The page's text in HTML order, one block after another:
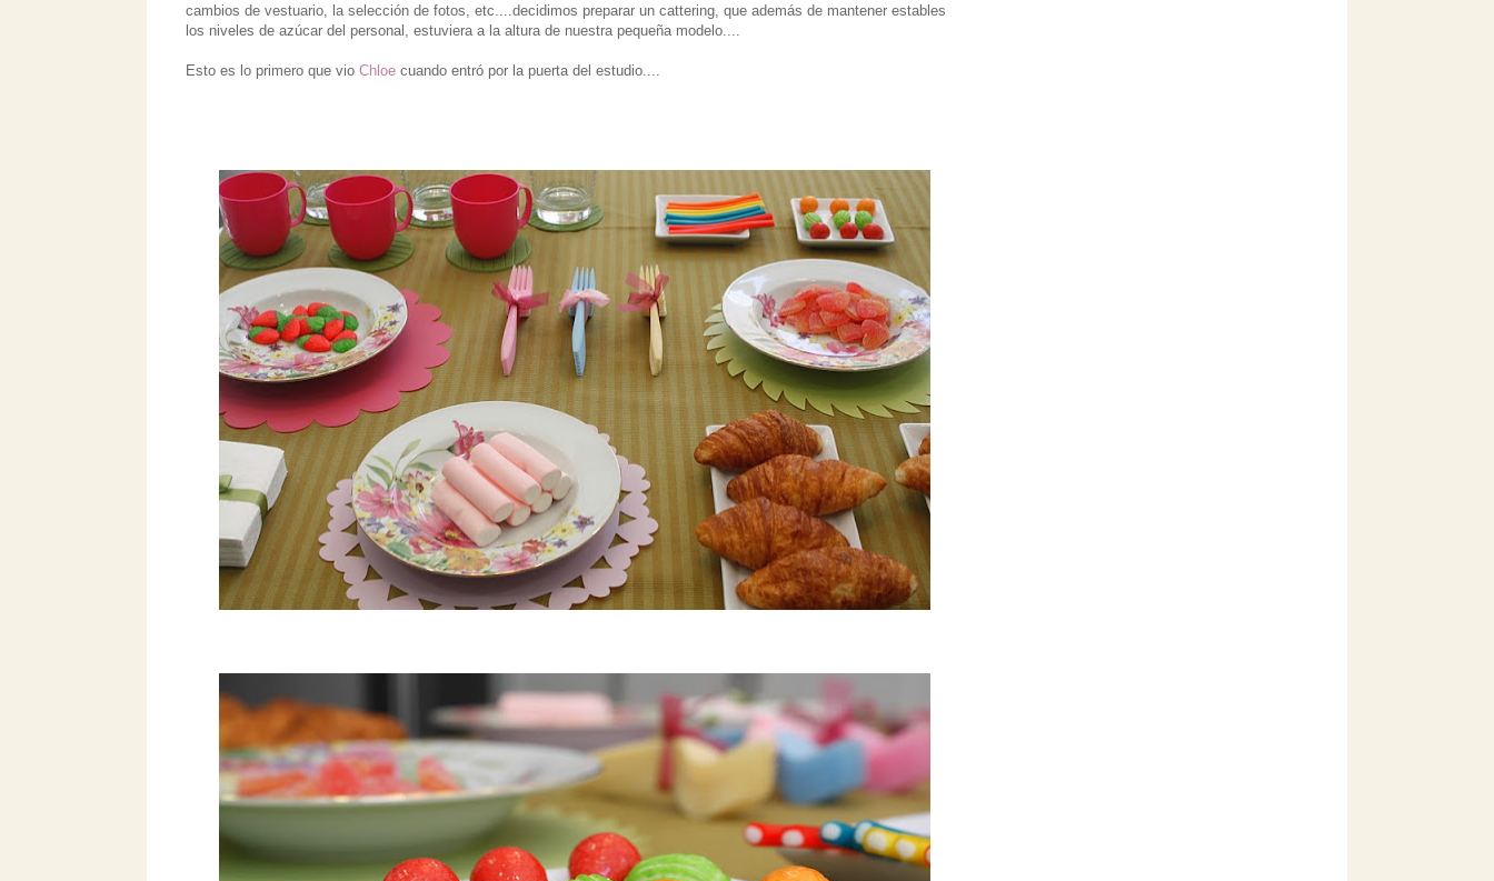
cambios de vestuario, la selección de fotos, etc....decidimos preparar un cattering, que además de mantener estables
los niveles de azúcar del personal, estuviera a la altura de nuestra pequeña modelo....
Esto es lo primero que vio Chloe cuando entró por la puerta del estudio....